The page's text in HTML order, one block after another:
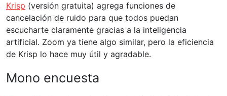
Krisp (versión gratuita) agrega funciones de
cancelación de ruido para que todos puedan
escucharte claramente gracias a la inteligencia
artificial. Zoom ya tiene algo similar, pero la eficiencia
de Krisp lo hace muy útil y agradable.
Mono encuesta